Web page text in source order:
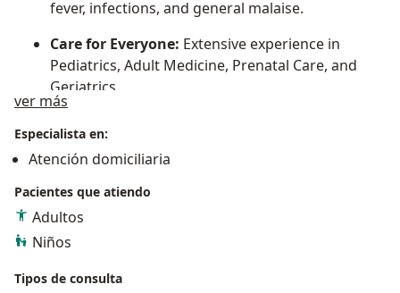
fever, infections, and general malaise.
Care for Everyone: Extensive experience in
Pediatrics, Adult Medicine, Prenatal Care, and
Geriatrics.
medical practice centered on your total well-
being. My goal is not just to provide a
prescription, but to offer a
your recovery
ver más
Especialista en:
Atención domiciliaria
Pacientes que atiendo
Adultos
Niños
Tipos de consulta